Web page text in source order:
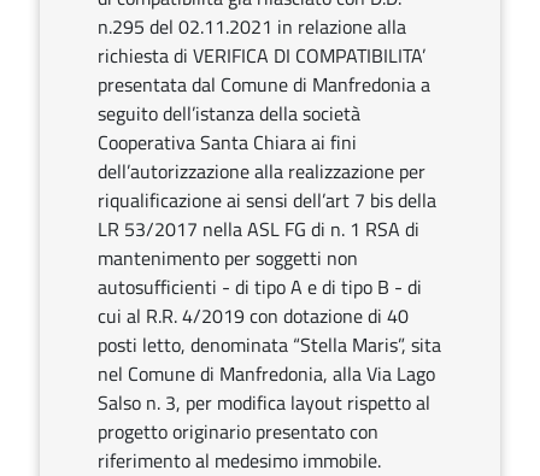
n.295 del 02.11.2021 in relazione alla
richiesta di VERIFICA DI COMPATIBILITA’
presentata dal Comune di Manfredonia a
seguito dell’istanza della società
Cooperativa Santa Chiara ai fini
dell’autorizzazione alla realizzazione per
riqualificazione ai sensi dell’art 7 bis della
LR 53/2017 nella ASL FG di n. 1 RSA di
mantenimento per soggetti non
autosufficienti - di tipo A e di tipo B - di
cui al R.R. 4/2019 con dotazione di 40
posti letto, denominata “Stella Maris”, sita
nel Comune di Manfredonia, alla Via Lago
Salso n. 3, per modifica layout rispetto al
progetto originario presentato con
riferimento al medesimo immobile.